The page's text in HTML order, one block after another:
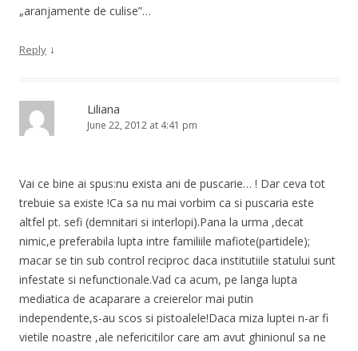
„aranjamente de culise”…
Reply ↓
Liliana
June 22, 2012 at 4:41 pm
Vai ce bine ai spus:nu exista ani de puscarie… ! Dar ceva tot
trebuie sa existe !Ca sa nu mai vorbim ca si puscaria este
altfel pt. sefi (demnitari si interlopi).Pana la urma ,decat
nimic,e preferabila lupta intre familiile mafiote(partidele);
macar se tin sub control reciproc daca institutiile statului sunt
infestate si nefunctionale.Vad ca acum, pe langa lupta
mediatica de acaparare a creierelor mai putin
independente,s-au scos si pistoalele!Daca miza luptei n-ar fi
vietile noastre ,ale nefericitilor care am avut ghinionul sa ne